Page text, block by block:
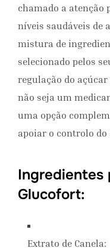
chamado a atenção
níveis saudáveis ​​de
mistura de
selecionado pelos
regulação do
não seja um
uma opção
apoiar o controlo do
Ingredientes
Glucofort:
Extrato de Canela: